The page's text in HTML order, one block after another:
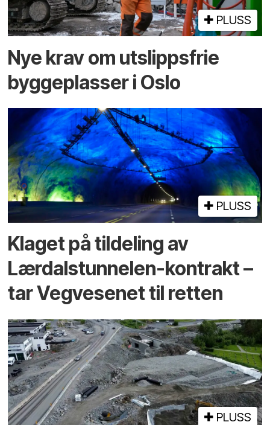
PLUSS
Nye krav om utslippsfrie
byggeplasser i Oslo
PLUSS
Klaget på tildeling av
Lærdalstunnelen-kontrakt –
tar Vegvesenet til retten
PLUSS